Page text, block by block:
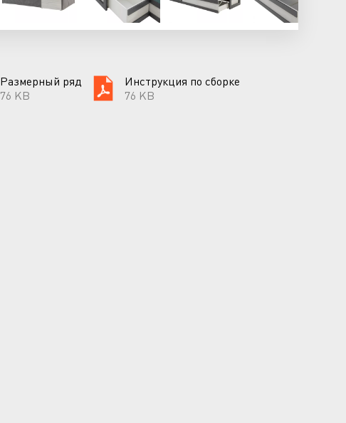
Размерный ряд
76 KB
Инструкция по сборке
76 KB